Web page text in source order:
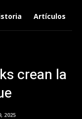
Artículos
crean la
2025